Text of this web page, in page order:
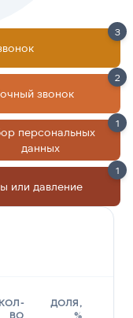
3
звонок
2
персональных
данных
1
или давление
1
КОЛ-
ВО
ДОЛЯ,
%